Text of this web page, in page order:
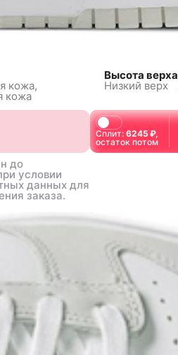
кожа,
кожа
Высота верха
Низкий верх
до
условии
данных для
заказа.
до
условии
данных для
заказа.
Сплит:6245 ₽,
остаток потом